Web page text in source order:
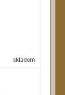
skladem